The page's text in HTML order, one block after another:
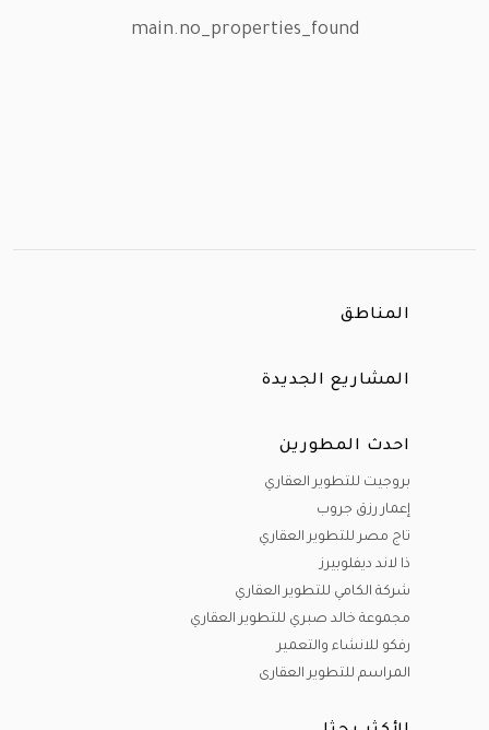
main.no_properties_found
المناطق
المشاريع الجديدة
احدث المطورين
بروجيت للتطوير العقاري
إعمار رزق جروب
تاج مصر للتطوير العقاري
ذا لاند ديفلوبيرز
شركة الكامي للتطوير العقاري
مجموعة خالد صبري للتطوير العقاري
رفكو للانشاء والتعمير
المراسم للتطوير العقارى